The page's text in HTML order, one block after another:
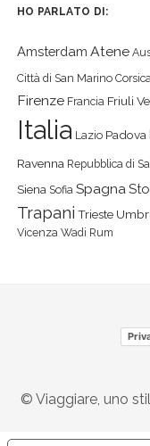
HO PARLATO DI:
Amsterdam Atene
Città di San Marino Corsica
Firenze Francia Friuli
Italia Lazio Padova
Ravenna Repubblica di
Siena Sofia Spagna
Trapani Trieste
Vicenza Wadi Rum
© Viaggiare, uno